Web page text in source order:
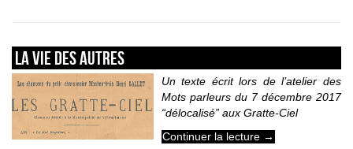
La Vie des autres
Un texte écrit lors de l’atelier des
Mots parleurs du 7 décembre 2017
“délocalisé” aux Gratte-Ciel
Continuer la lecture →